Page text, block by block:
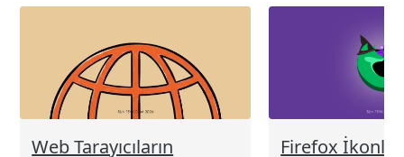
Web Tarayıcıların
Firefox İkonlu